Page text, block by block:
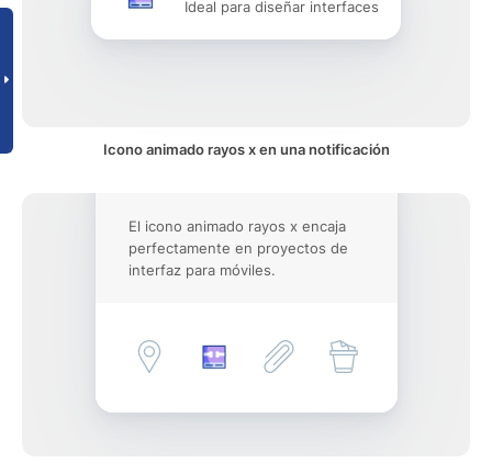
Ideal para diseñar interfaces
Icono animado rayos x en una notificación
El icono animado rayos x encaja
perfectamente en proyectos de
interfaz para móviles.